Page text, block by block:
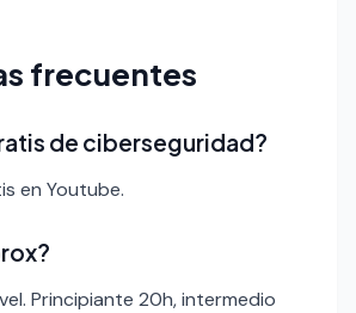
frecuentes
de ciberseguridad?
en Youtube.
Principiante 20h, intermedio